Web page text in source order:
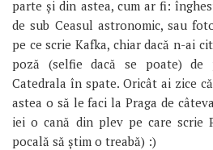
parte și din astea, cum ar fi:
de sub Ceasul astronomic, sau
pe ce scrie Kafka, chiar dacă n-ai
poză (selfie dacă se poate)
Catedrala în spate. Oricât ai zice
astea o să le faci la Praga de
iei o cană din plev pe care scrie
pocală să știm o treabă) :)